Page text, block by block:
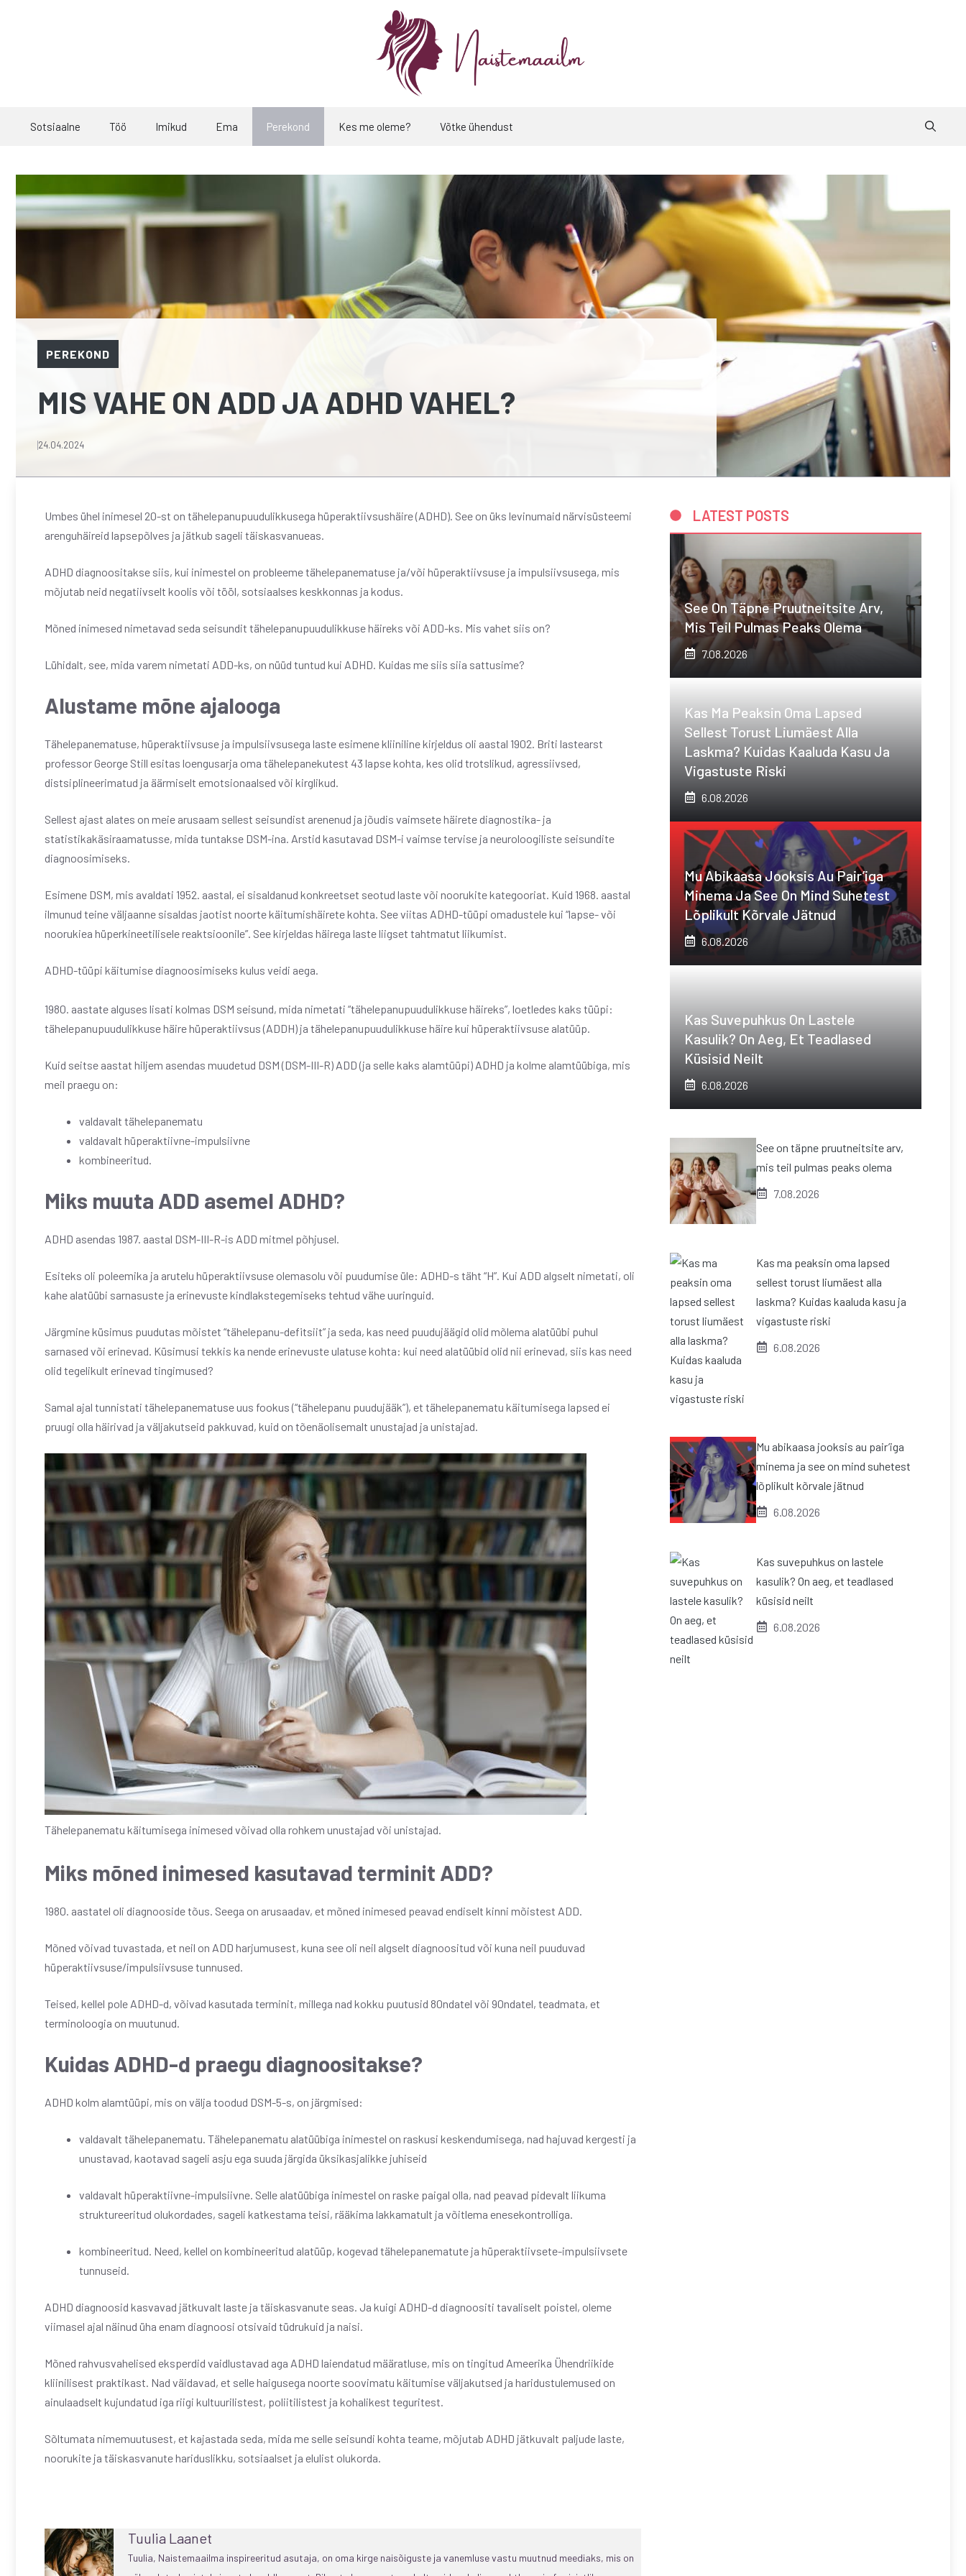
Sotsiaalne Töö Imikud Ema Perekond Kes me oleme? Võtke ühendust
PEREKOND
MIS VAHE ON ADD JA ADHD VAHEL?
24.04.2024
Umbes ühel inimesel 20-st on tähelepanupuudulikkusega hüperaktiivsushäire (ADHD). See on üks levinumaid närvisüsteemi
arenguhäireid lapsepõlves ja jätkub sageli täiskasvanueas.
ADHD diagnoositakse siis, kui inimestel on probleeme tähelepanematuse ja/või hüperaktiivsuse ja impulsiivsusega, mis
mõjutab neid negatiivselt koolis või tööl, sotsiaalses keskkonnas ja kodus.
Mõned inimesed nimetavad seda seisundit tähelepanupuudulikkuse häireks või ADD-ks. Mis vahet siis on?
Lühidalt, see, mida varem nimetati ADD-ks, on nüüd tuntud kui ADHD. Kuidas me siis siia sattusime?
Alustame mõne ajalooga
Tähelepanematuse, hüperaktiivsuse ja impulsiivsusega laste esimene kliiniline kirjeldus oli aastal 1902. Briti lastearst
professor George Still esitas loengusarja oma tähelepanekutest 43 lapse kohta, kes olid trotslikud, agressiivsed,
distsiplineerimatud ja äärmiselt emotsionaalsed või kirglikud.
Sellest ajast alates on meie arusaam sellest seisundist arenenud ja jõudis vaimsete häirete diagnostika- ja
statistikakäsiraamatusse, mida tuntakse DSM-ina. Arstid kasutavad DSM-i vaimse tervise ja neuroloogiliste seisundite
diagnoosimiseks.
Esimene DSM, mis avaldati 1952. aastal, ei sisaldanud konkreetset seotud laste või noorukite kategooriat. Kuid 1968. aastal
ilmunud teine ​​väljaanne sisaldas jaotist noorte käitumishäirete kohta. See viitas ADHD-tüüpi omadustele kui “lapse- või
noorukiea hüperkineetilisele reaktsioonile”. See kirjeldas häirega laste liigset tahtmatut liikumist.
ADHD-tüüpi käitumise diagnoosimiseks kulus veidi aega.
1980. aastate alguses lisati kolmas DSM seisund, mida nimetati “tähelepanupuudulikkuse häireks”, loetledes kaks tüüpi:
tähelepanupuudulikkuse häire hüperaktiivsus (ADDH) ja tähelepanupuudulikkuse häire kui hüperaktiivsuse alatüüp.
Kuid seitse aastat hiljem asendas muudetud DSM (DSM-III-R) ADD (ja selle kaks alamtüüpi) ADHD ja kolme alamtüübiga, mis
meil praegu on:
valdavalt tähelepanematu
valdavalt hüperaktiivne-impulsiivne
kombineeritud.
Miks muuta ADD asemel ADHD?
ADHD asendas 1987. aastal DSM-III-R-is ADD mitmel põhjusel.
Esiteks oli poleemika ja arutelu hüperaktiivsuse olemasolu või puudumise üle: ADHD-s täht “H”. Kui ADD algselt nimetati, oli
kahe alatüübi sarnasuste ja erinevuste kindlakstegemiseks tehtud vähe uuringuid.
Järgmine küsimus puudutas mõistet “tähelepanu-defitsiit” ja seda, kas need puudujäägid olid mõlema alatüübi puhul
sarnased või erinevad. Küsimusi tekkis ka nende erinevuste ulatuse kohta: kui need alatüübid olid nii erinevad, siis kas need
olid tegelikult erinevad tingimused?
Samal ajal tunnistati tähelepanematuse uus fookus (“tähelepanu puudujääk”), et tähelepanematu käitumisega lapsed ei
pruugi olla häirivad ja väljakutseid pakkuvad, kuid on tõenäolisemalt unustajad ja unistajad.
Tähelepanematu käitumisega inimesed võivad olla rohkem unustajad või unistajad.
Miks mõned inimesed kasutavad terminit ADD?
1980. aastatel oli diagnooside tõus. Seega on arusaadav, et mõned inimesed peavad endiselt kinni mõistest ADD.
Mõned võivad tuvastada, et neil on ADD harjumusest, kuna see oli neil algselt diagnoositud või kuna neil puuduvad
hüperaktiivsuse/impulsiivsuse tunnused.
Teised, kellel pole ADHD-d, võivad kasutada terminit, millega nad kokku puutusid 80ndatel või 90ndatel, teadmata, et
terminoloogia on muutunud.
Kuidas ADHD-d praegu diagnoositakse?
ADHD kolm alamtüüpi, mis on välja toodud DSM-5-s, on järgmised:
valdavalt tähelepanematu. Tähelepanematu alatüübiga inimestel on raskusi keskendumisega, nad hajuvad kergesti ja
unustavad, kaotavad sageli asju ega suuda järgida üksikasjalikke juhiseid
valdavalt hüperaktiivne-impulsiivne. Selle alatüübiga inimestel on raske paigal olla, nad peavad pidevalt liikuma
struktureeritud olukordades, sageli katkestama teisi, rääkima lakkamatult ja võitlema enesekontrolliga.
kombineeritud. Need, kellel on kombineeritud alatüüp, kogevad tähelepanematute ja hüperaktiivsete-impulsiivsete
tunnuseid.
ADHD diagnoosid kasvavad jätkuvalt laste ja täiskasvanute seas. Ja kuigi ADHD-d diagnoositi tavaliselt poistel, oleme
viimasel ajal näinud üha enam diagnoosi otsivaid tüdrukuid ja naisi.
Mõned rahvusvahelised eksperdid vaidlustavad aga ADHD laiendatud määratluse, mis on tingitud Ameerika Ühendriikide
kliinilisest praktikast. Nad väidavad, et selle haigusega noorte soovimatu käitumise väljakutsed ja haridustulemused on
ainulaadselt kujundatud iga riigi kultuurilistest, poliitilistest ja kohalikest teguritest.
Sõltumata nimemuutusest, et kajastada seda, mida me selle seisundi kohta teame, mõjutab ADHD jätkuvalt paljude laste,
noorukite ja täiskasvanute hariduslikku, sotsiaalset ja elulist olukorda.
Tuulia Laanet
Tuulia, Naistemaailma inspireeritud asutaja, on oma kirge naisõiguste ja vanemluse vastu muutnud meediaks, mis on
LATEST POSTS
See On Täpne Pruutneitsite Arv,
Mis Teil Pulmas Peaks Olema
7.08.2026
Kas Ma Peaksin Oma Lapsed
Sellest Torust Liumäest Alla
Laskma? Kuidas Kaaluda Kasu Ja
Vigastuste Riski
6.08.2026
Mu Abikaasa Jooksis Au Pair’iga
Minema Ja See On Mind Suhetest
Lõplikult Kõrvale Jätnud
6.08.2026
Kas Suvepuhkus On Lastele
Kasulik? On Aeg, Et Teadlased
Küsisid Neilt
6.08.2026
See on täpne pruutneitsite arv,
mis teil pulmas peaks olema
7.08.2026
Kas ma peaksin oma lapsed
sellest torust liumäest alla
laskma? Kuidas kaaluda kasu ja
vigastuste riski
6.08.2026
Mu abikaasa jooksis au pair’iga
minema ja see on mind suhetest
lõplikult kõrvale jätnud
6.08.2026
Kas suvepuhkus on lastele
kasulik? On aeg, et teadlased
küsisid neilt
6.08.2026